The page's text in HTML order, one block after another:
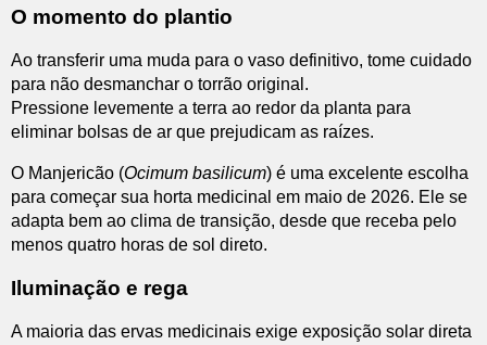
O momento do plantio
Ao transferir uma muda para o vaso definitivo, tome cuidado
para não desmanchar o torrão original.
Pressione levemente a terra ao redor da planta para
eliminar bolsas de ar que prejudicam as raízes.
O Manjericão (Ocimum basilicum) é uma excelente escolha
para começar sua horta medicinal em maio de 2026. Ele se
adapta bem ao clima de transição, desde que receba pelo
menos quatro horas de sol direto.
Iluminação e rega
A maioria das ervas medicinais exige exposição solar direta